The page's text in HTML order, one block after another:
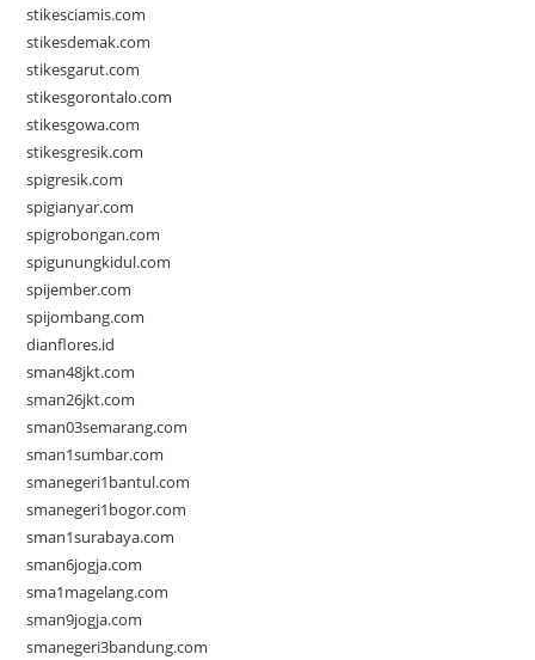
stikesciamis.com
stikesdemak.com
stikesgarut.com
stikesgorontalo.com
stikesgowa.com
stikesgresik.com
spigresik.com
spigianyar.com
spigrobongan.com
spigunungkidul.com
spijember.com
spijombang.com
dianflores.id
sman48jkt.com
sman26jkt.com
sman03semarang.com
sman1sumbar.com
smanegeri1bantul.com
smanegeri1bogor.com
sman1surabaya.com
sman6jogja.com
sma1magelang.com
sman9jogja.com
smanegeri3bandung.com